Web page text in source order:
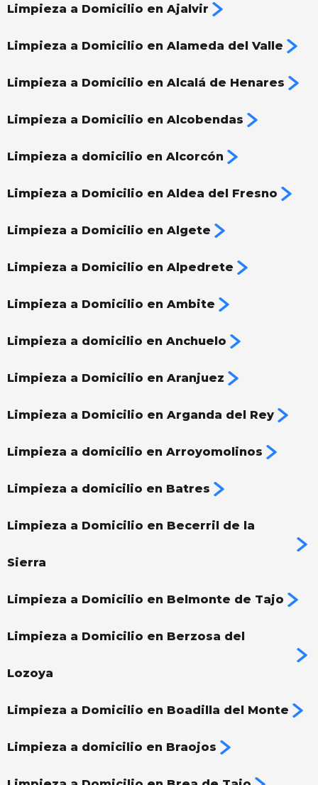
Limpieza a Domicilio en Ajalvir
Limpieza a Domicilio en Alameda del Valle
Limpieza a Domicilio en Alcalá de Henares
Limpieza a Domicilio en Alcobendas
Limpieza a domicilio en Alcorcón
Limpieza a Domicilio en Aldea del Fresno
Limpieza a Domicilio en Algete
Limpieza a Domicilio en Alpedrete
Limpieza a Domicilio en Ambite
Limpieza a domicilio en Anchuelo
Limpieza a Domicilio en Aranjuez
Limpieza a Domicilio en Arganda del Rey
Limpieza a domicilio en Arroyomolinos
Limpieza a domicilio en Batres
Limpieza a Domicilio en Becerril de la
Sierra
Limpieza a Domicilio en Belmonte de Tajo
Limpieza a Domicilio en Berzosa del
Lozoya
Limpieza a Domicilio en Boadilla del Monte
Limpieza a domicilio en Braojos